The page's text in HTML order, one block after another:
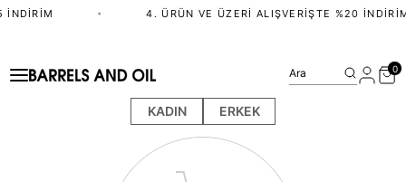
İNDIRIM • 4. ÜRÜN VE ÜZERI ALIŞVERIŞTE %20
KADIN ERKEK
Ara 0